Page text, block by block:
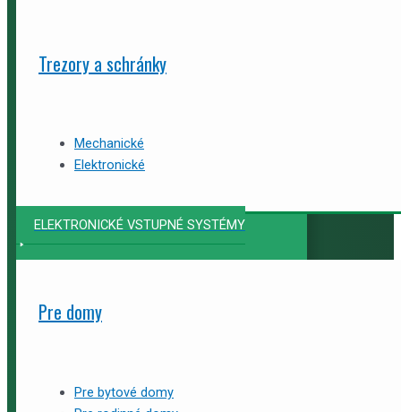
Trezory a schránky
Mechanické
Elektronické
ELEKTRONICKÉ VSTUPNÉ SYSTÉMY
Pre domy
Pre bytové domy